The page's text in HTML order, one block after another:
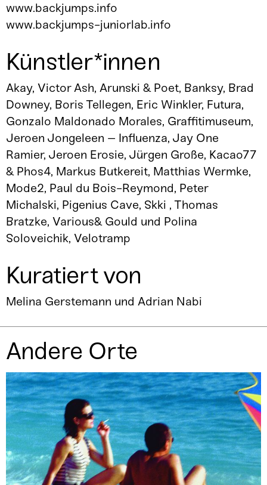
www.backjumps.info
www.backjumps-juniorlab.info
Künstler*innen
Akay, Victor Ash, Arunski & Poet, Banksy, Brad
Downey, Boris Tellegen, Eric Winkler, Futura,
Gonzalo Maldonado Morales, Graffitimuseum,
Jeroen Jongeleen – Influenza, Jay One
Ramier, Jeroen Erosie, Jürgen Große, Kacao77
& Phos4, Markus Butkereit, Matthias Wermke,
Mode2, Paul du Bois-Reymond, Peter
Michalski, Pigenius Cave, Skki , Thomas
Bratzke, Various& Gould und Polina
Soloveichik, Velotramp
Kuratiert von
Melina Gerstemann und Adrian Nabi
Andere Orte